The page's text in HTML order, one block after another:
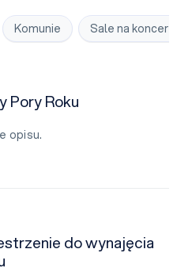
Komunie Sale na
Pory Roku
opisu.
do wynajęcia